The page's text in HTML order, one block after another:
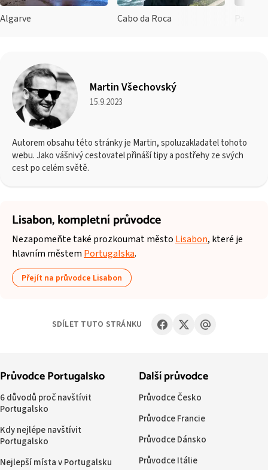
Algarve Cabo da Roca
Martin Všechovský
15.9.2023
Autorem obsahu této stránky je Martin, spoluzakladatel tohoto
webu. Jako vášnivý cestovatel přináší tipy a postřehy ze svých
cest po celém světě.
Lisabon,kompletní průvodce
Nezapomeňte také prozkoumat město Lisabon, které je
hlavním městem Portugalska.
Přejít na průvodce Lisabon
SDÍLET TUTO STRÁNKU
Průvodce Portugalsko
6 důvodů proč navštívit
Portugalsko
Kdy nejlépe navštívit
Portugalsko
Nejlepší místa v Portugalsku
Další průvodce
Průvodce Česko
Průvodce Francie
Průvodce Dánsko
Průvodce Itálie